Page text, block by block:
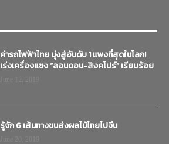
ค่ารถไฟฟ้าไทย มุ่งสู่อันดับ 1 แพงที่สุดในโลก!
เร่งเครื่องแซง “ลอนดอน-สิงคโปร์” เรียบร้อย
รู้จัก 6 เส้นทางขนส่งผลไม้ไทยไปจีน